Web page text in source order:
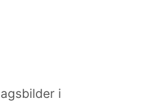
i